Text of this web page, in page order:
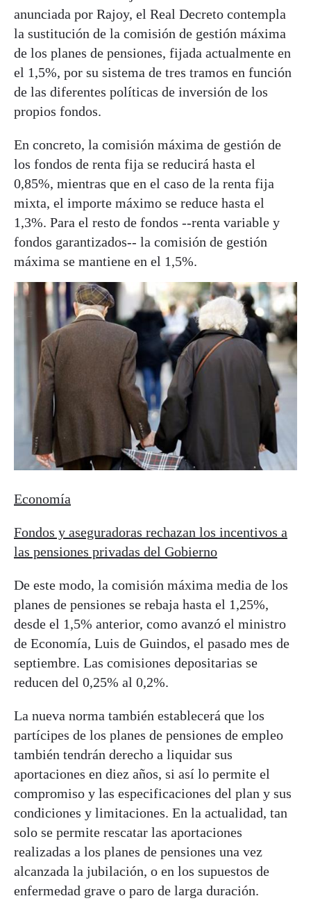
anunciada por Rajoy, el Real Decreto contempla
la sustitución de la comisión de gestión máxima
de los planes de pensiones, fijada actualmente en
el 1,5%, por su sistema de tres tramos en función
de las diferentes políticas de inversión de los
propios fondos.
En concreto, la comisión máxima de gestión de
los fondos de renta fija se reducirá hasta el
0,85%, mientras que en el caso de la renta fija
mixta, el importe máximo se reduce hasta el
1,3%. Para el resto de fondos --renta variable y
fondos garantizados-- la comisión de gestión
máxima se mantiene en el 1,5%.
Economía
Fondos y aseguradoras rechazan los incentivos a
las pensiones privadas del Gobierno
De este modo, la comisión máxima media de los
planes de pensiones se rebaja hasta el 1,25%,
desde el 1,5% anterior, como avanzó el ministro
de Economía, Luis de Guindos, el pasado mes de
septiembre. Las comisiones depositarias se
reducen del 0,25% al 0,2%.
La nueva norma también establecerá que los
partícipes de los planes de pensiones de empleo
también tendrán derecho a liquidar sus
aportaciones en diez años, si así lo permite el
compromiso y las especificaciones del plan y sus
condiciones y limitaciones. En la actualidad, tan
solo se permite rescatar las aportaciones
realizadas a los planes de pensiones una vez
alcanzada la jubilación, o en los supuestos de
enfermedad grave o paro de larga duración.